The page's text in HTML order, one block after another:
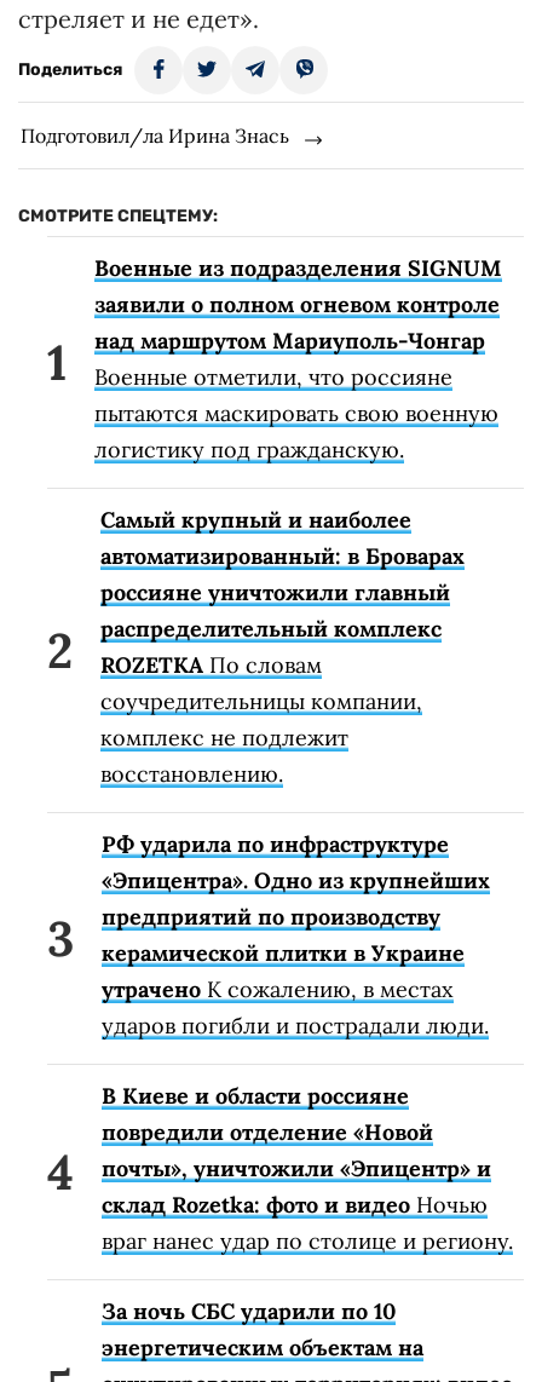
стреляет и не едет».
Поделиться
Подготовил/ла Ирина Знась
СМОТРИТЕ СПЕЦТЕМУ:
Военные из подразделения SIGNUM
заявили о полном огневом контроле
над маршрутом Мариуполь-Чонгар
Военные отметили, что россияне
пытаются маскировать свою военную
логистику под гражданскую.
Самый крупный и наиболее
автоматизированный: в Броварах
россияне уничтожили главный
распределительный комплекс
ROZETKA По словам
соучредительницы компании,
комплекс не подлежит
восстановлению.
РФ ударила по инфраструктуре
«Эпицентра». Одно из крупнейших
предприятий по производству
керамической плитки в Украине
утрачено К сожалению, в местах
ударов погибли и пострадали люди.
В Киеве и области россияне
повредили отделение «Новой
почты», уничтожили «Эпицентр» и
склад Rozetka: фото и видео Ночью
враг нанес удар по столице и региону.
За ночь СБС ударили по 10
энергетическим объектам на